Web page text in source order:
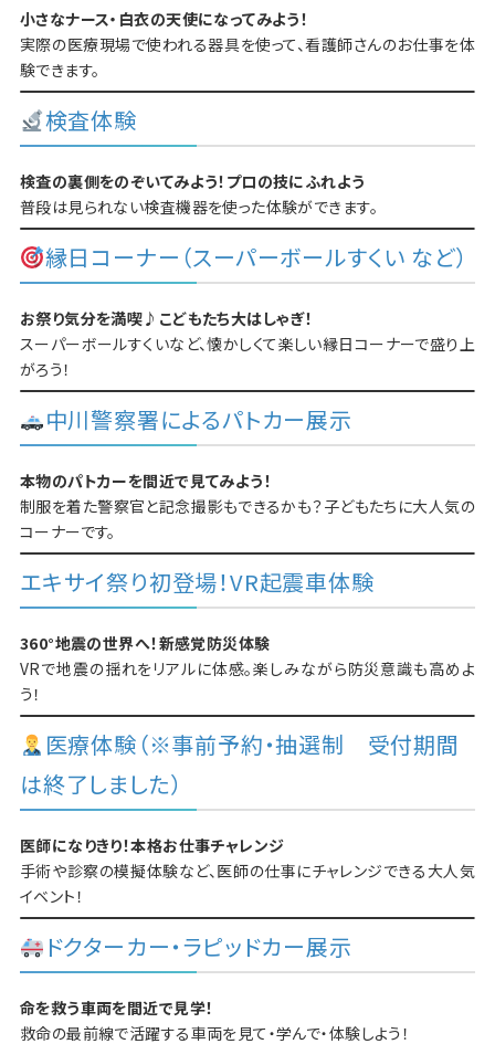
小さなナース・白衣の天使になってみよう！
実際の医療現場で使われる器具を使って、看護師さんのお仕事を体
験できます。
検査体験
検査の裏側をのぞいてみよう！プロの技にふれよう
普段は見られない検査機器を使った体験ができます。
縁日コーナー（スーパーボールすくい など）
お祭り気分を満喫♪こどもたち大はしゃぎ！
スーパーボールすくいなど、懐かしくて楽しい縁日コーナーで盛り上
がろう！
中川警察署によるパトカー展示
本物のパトカーを間近で見てみよう！
制服を着た警察官と記念撮影もできるかも？子どもたちに大人気の
コーナーです。
エキサイ祭り初登場！VR起震車体験
360°地震の世界へ！新感覚防災体験
VRで地震の揺れをリアルに体感。楽しみながら防災意識も高めよ
う！
医療体験（※事前予約・抽選制 受付期間
は終了しました）
医師になりきり！本格お仕事チャレンジ
手術や診察の模擬体験など、医師の仕事にチャレンジできる大人気
イベント！
ドクターカー・ラピッドカー展示
命を救う車両を間近で見学！
救命の最前線で活躍する車両を見て・学んで・体験しよう！